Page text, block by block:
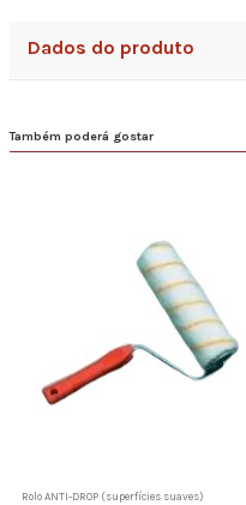
Dados do produto
Também poderá gostar
Rolo ANTI-DROP (superfícies suaves)